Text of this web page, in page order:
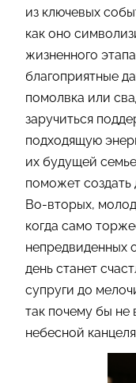
из ключевых
как оно
жизненного
благоприятные
помолвка или
заручиться
подходящую
их будущей
поможет создать
Во-вторых,
когда само
непредвиденных
день станет
супруги до
так почему бы не
небесной